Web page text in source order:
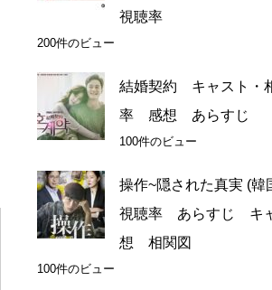
視聴率
200件のビュー
結婚契約 キャスト・
率 感想 あらすじ
100件のビュー
操作~隠された真実 (
視聴率 あらすじ キ
想 相関図
100件のビュー